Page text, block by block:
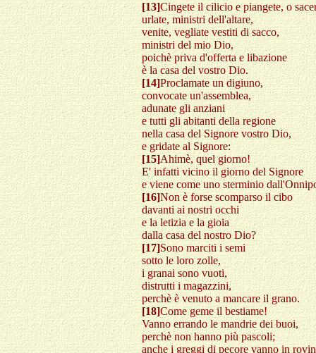
[13]Cingete il cilicio e piangete, o
urlate, ministri dell'altare,
venite, vegliate vestiti di sacco,
ministri del mio Dio,
poichè priva d'offerta e libazione
è la casa del vostro Dio.
[14]Proclamate un digiuno,
convocate un'assemblea,
adunate gli anziani
e tutti gli abitanti della regione
nella casa del Signore vostro Dio,
e gridate al Signore:
[15]Ahimè, quel giorno!
E' infatti vicino il giorno del Signore
e viene come uno sterminio
[16]Non è forse scomparso il cibo
davanti ai nostri occhi
e la letizia e la gioia
dalla casa del nostro Dio?
[17]Sono marciti i semi
sotto le loro zolle,
i granai sono vuoti,
distrutti i magazzini,
perchè è venuto a mancare il grano.
[18]Come geme il bestiame!
Vanno errando le mandrie dei buoi,
perchè non hanno più pascoli;
anche i greggi di pecore vanno in